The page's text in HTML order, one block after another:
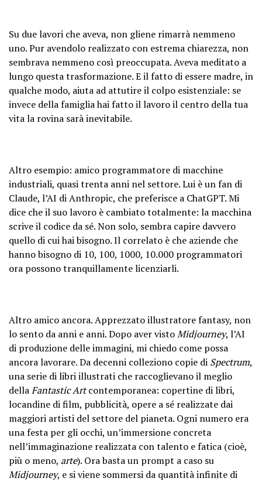
Su due lavori che aveva, non gliene rimarrà nemmeno
uno. Pur avendolo realizzato con estrema chiarezza, non
sembrava nemmeno così preoccupata. Aveva meditato a
lungo questa trasformazione. E il fatto di essere madre, in
qualche modo, aiuta ad attutire il colpo esistenziale: se
invece della famiglia hai fatto il lavoro il centro della tua
vita la rovina sarà inevitabile.
Altro esempio: amico programmatore di macchine
industriali, quasi trenta anni nel settore. Lui è un fan di
Claude, l’AI di Anthropic, che preferisce a ChatGPT. Mi
dice che il suo lavoro è cambiato totalmente: la macchina
scrive il codice da sé. Non solo, sembra capire davvero
quello di cui hai bisogno. Il correlato è che aziende che
hanno bisogno di 10, 100, 1000, 10.000 programmatori
ora possono tranquillamente licenziarli.
Altro amico ancora. Apprezzato illustratore fantasy, non
lo sento da anni e anni. Dopo aver vistoMidjourney, l’AI
di produzione delle immagini, mi chiedo come possa
ancora lavorare. Da decenni colleziono copie di Spectrum,
una serie di libri illustrati che raccoglievano il meglio
dellaFantastic Artcontemporanea: copertine di libri,
locandine di film, pubblicità, opere a sé realizzate dai
maggiori artisti del settore del pianeta. Ogni numero era
una festa per gli occhi, un’immersione concreta
nell’immaginazione realizzata con talento e fatica (cioè,
più o meno, arte). Ora basta un prompt a caso su
Midjourney, e si viene sommersi da quantità infinite di